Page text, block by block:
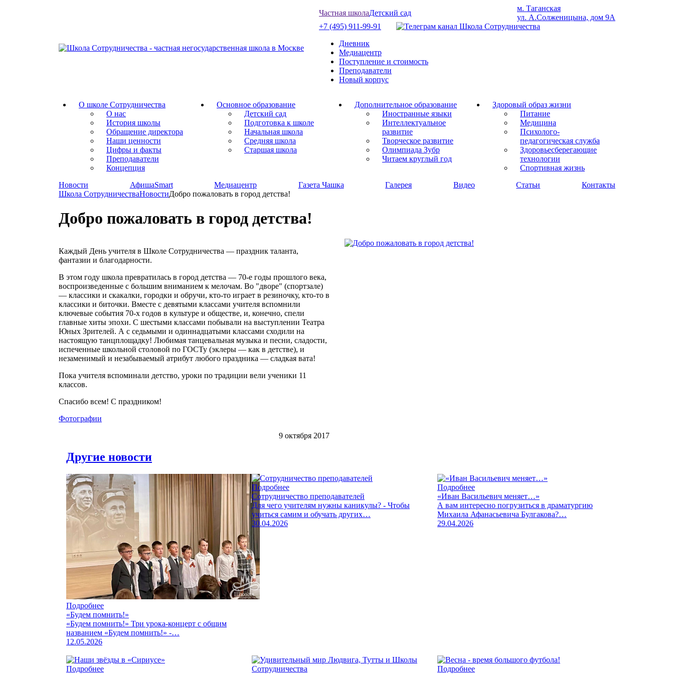
Частная школаДетский сад
м. Таганская
ул. А.Солженицына, дом 9А
+7 (495) 911-99-91
Дневник
Медиацентр
Поступление и стоимость
Преподаватели
Новый корпус
О школе Сотрудничества
О нас
История школы
Обращение директора
Наши ценности
Цифры и факты
Преподаватели
Концепция
Основное образование
Детский сад
Подготовка к школе
Начальная школа
Средняя школа
Старшая школа
Дополнительное образование
Иностранные языки
Интеллектуальное
развитие
Творческое развитие
Олимпиада Зубр
Читаем круглый год
Здоровый образ жизни
Питание
Медицина
Психолого-
педагогическая служба
Здоровьесберегающие
технологии
Спортивная жизнь
Новости
АфишаSmart Медиацентр Газета Чашка Галерея Видео Статьи
Контакты
Школа СотрудничестваНовостиДобро пожаловать в город детства!
Добро пожаловать в город детства!
Каждый День учителя в Школе Сотрудничества — праздник таланта,
фантазии и благодарности.
В этом году школа превратилась в город детства — 70-е годы прошлого века,
воспроизведенные с большим вниманием к мелочам. Во "дворе" (спортзале)
— классики и скакалки, городки и обручи, кто-то играет в резиночку, кто-то в
классики и биточки. Вместе с девятыми классами учителя вспомнили
ключевые события 70-х годов в культуре и обществе, и, конечно, спели
главные хиты эпохи. С шестыми классами побывали на выступлении Театра
Юных Зрителей. А с седьмыми и одиннадцатыми классами сходили на
настоящую танцплощадку! Любимая танцевальная музыка и песни, сладости,
испеченные школьной столовой по ГОСТу (эклеры — как в детстве), и
незаменимый и незабываемый атрибут любого праздника — сладкая вата!
Пока учителя вспоминали детство, уроки по традиции вели ученики 11
классов.
Спасибо всем! С праздником!
Фотографии
9 октября 2017
Другие новости
Подробнее
«Будем помнить!»
«Будем помнить!» Три урока-концерт с общим
названием «Будем помнить!» -…
12.05.2026
Подробнее
Сотрудничество преподавателей
Для чего учителям нужны каникулы? - Чтобы
учиться самим и обучать других…
30.04.2026
Подробнее
«Иван Васильевич меняет…»
А вам интересно погрузиться в драматургию
Михаила Афанасьевича Булгакова?…
29.04.2026
Подробнее
Подробнее